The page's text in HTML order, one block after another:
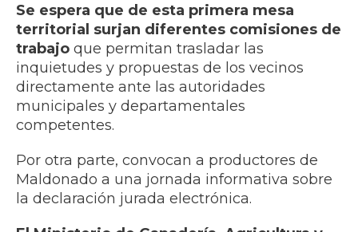
Se espera que de esta primera mesa
territorial surjan diferentes comisiones de
trabajo que permitan trasladar las
inquietudes y propuestas de los vecinos
directamente ante las autoridades
municipales y departamentales
competentes.
Por otra parte, convocan a productores de
Maldonado a una jornada informativa sobre
la declaración jurada electrónica.